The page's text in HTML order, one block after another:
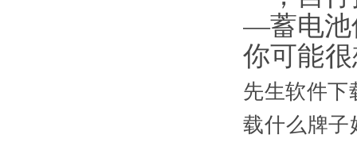
—蓄电池
你可能很
先生软件下
载什么牌子